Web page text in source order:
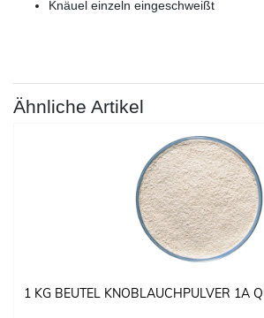
Knäuel einzeln eingeschweißt
Ähnliche Artikel
1 KG BEUTEL KNOBLAUCHPULVER 1A